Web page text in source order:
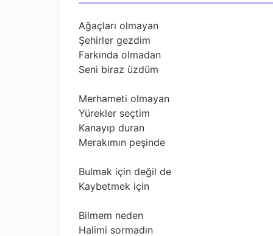
Ağaçları olmayan
Şehirler gezdim
Farkında olmadan
Seni biraz üzdüm
Merhameti olmayan
Yürekler seçtim
Kanayıp duran
Merakımın peşinde
Bulmak için değil de
Kaybetmek için
Bilmem neden
Halimi sormadın